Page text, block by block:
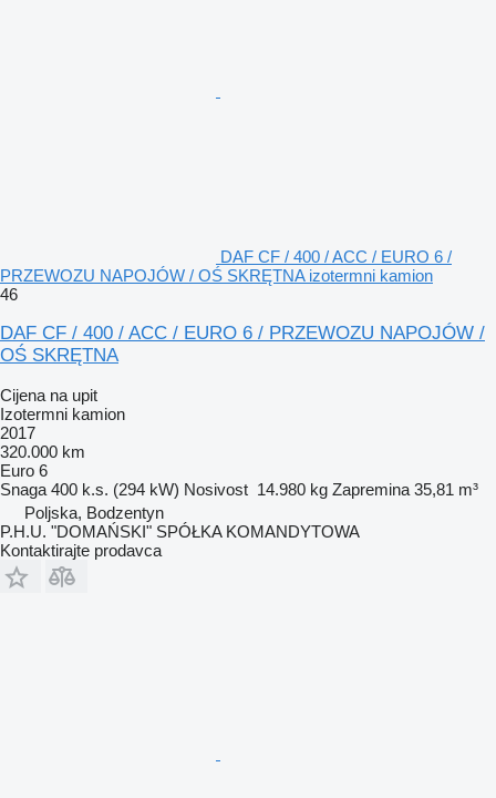
DAF CF / 400 / ACC / EURO 6 /
PRZEWOZU NAPOJÓW / OŚ SKRĘTNA izotermni kamion
46
DAF CF / 400 / ACC / EURO 6 / PRZEWOZU NAPOJÓW /
OŚ SKRĘTNA
Cijena na upit
Izotermni kamion
2017
320.000 km
Euro 6
Snaga 400 k.s. (294 kW) Nosivost 14.980 kg Zapremina 35,81 m³
Poljska, Bodzentyn
P.H.U. "DOMAŃSKI" SPÓŁKA KOMANDYTOWA
Kontaktirajte prodavca